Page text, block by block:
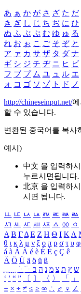
あ ぁ か が さ ざ た だ
き ぎ し じ ち ぢ に ひ
ぬ ふ ぶ ぷ む ゆ ゅ る
れ お ぉ こ ご そ ぞ と
ア ァ カ サ ザ タ ダ ナ
ギ シ ジ チ ヂ ニ ヒ ビ
フ ブ プ ム ユ ュ ル エ
ォ コ ゴ ソ ゾ ト ド ノ
http://chineseinput.net/
할 수 있습니다.
변환된 중국어를 복사
예시)
中文 을 입력하
누르시면됩니다.
北京 을 입력하
시면 됩니다.
ㅥ ㅦ ㅧ ㅨ ㅩ ㅪ ㅫ ㅬ
ㅺ ㅻ ㅼ ㅽ ㅾ ㅿ ㆀ ㆁ
Α Β ΓΔ Ε Ζ Η Θ Ι ΚΛ
θ ι κ λ μ ν ξ ο π ρ σ τ υ φ
á à Á À é è É È ç Ç ê
Ä Ö Ü ä ö ü ß
ִֶֹ ֻּ ׁׂ ש ץ ת צ מ נ ה ב
‘ ’ “ ” 〔 〕 〈 〉 「 」
± × ÷ ≠ ≤ ≥ ∞ ∴ ♂ ♀ ∠